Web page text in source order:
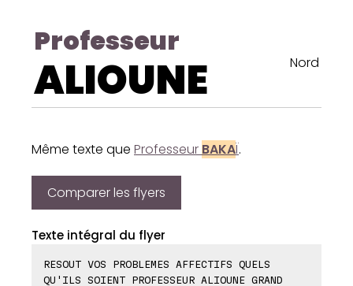
Professeur
ALIOUNE Nord
Même texte que Professeur BAKAÏ.
Comparer les flyers
Texte intégral du flyer
RESOUT VOS PROBLEMES AFFECTIFS QUELS
QU'ILS SOIENT PROFESSEUR ALIOUNE GRAND